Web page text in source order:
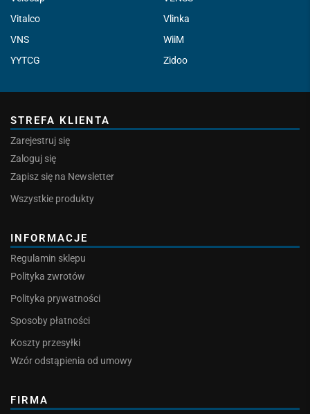
Vitalco
Vlinka
VNS
WiiM
YYTCG
Zidoo
STREFA KLIENTA
Zarejestruj się
Zaloguj się
Zapisz się na Newsletter
Wszystkie produkty
INFORMACJE
Regulamin sklepu
Polityka zwrotów
Polityka prywatności
Sposoby płatności
Koszty przesyłki
Wzór odstąpienia od umowy
FIRMA